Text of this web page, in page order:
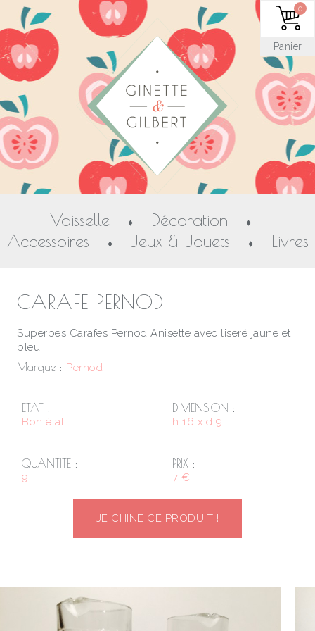
Vaisselle ♦ Décoration ♦
Accessoires ♦ Jeux & Jouets ♦ Livres
CARAFE PERNOD
Superbes Carafes Pernod Anisette avec liseré jaune et
bleu.
Marque : Pernod
ETAT :
Bon état
DIMENSION :
h 16 x d 9
QUANTITE :
9
PRIX :
7 €
JE CHINE CE PRODUIT !
Panier
0